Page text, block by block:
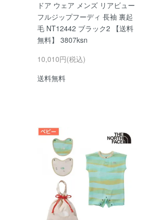
ドア ウェア メンズ リアビュー
フルジップフーディ 長袖 裏起
毛 NT12442 ブラック2 【送料
無料】 3807ksn
10,010円(税込)
送料無料